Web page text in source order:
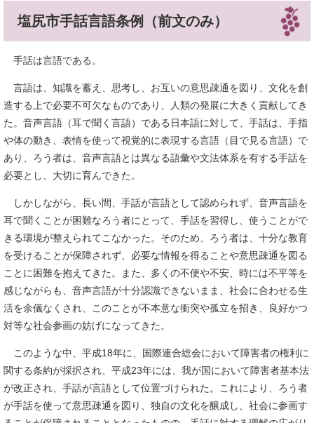
塩尻市手話言語条例（前文のみ）
手話は言語である。
言語は、知識を蓄え、思考し、お互いの意思疎通を図り、文化を創
造する上で必要不可欠なものであり、人類の発展に大きく貢献してき
た。音声言語（耳で聞く言語）である日本語に対して、手話は、手指
や体の動き、表情を使って視覚的に表現する言語（目で見る言語）で
あり、ろう者は、音声言語とは異なる語彙や文法体系を有する手話を
必要とし、大切に育んできた。
しかしながら、長い間、手話が言語として認められず、音声言語を
耳で聞くことが困難なろう者にとって、手話を習得し、使うことがで
きる環境が整えられてこなかった。そのため、ろう者は、十分な教育
を受けることが保障されず、必要な情報を得ることや意思疎通を図る
ことに困難を抱えてきた。また、多くの不便や不安、時には不平等を
感じながらも、音声言語が十分認識できないまま、社会に合わせる生
活を余儀なくされ、このことが不本意な衝突や孤立を招き、良好かつ
対等な社会参画の妨げになってきた。
このような中、平成18年に、国際連合総会において障害者の権利に
関する条約が採択され、平成23年には、我が国において障害者基本法
が改正され、手話が言語として位置づけられた。これにより、ろう者
が手話を使って意思疎通を図り、独自の文化を醸成し、社会に参画す